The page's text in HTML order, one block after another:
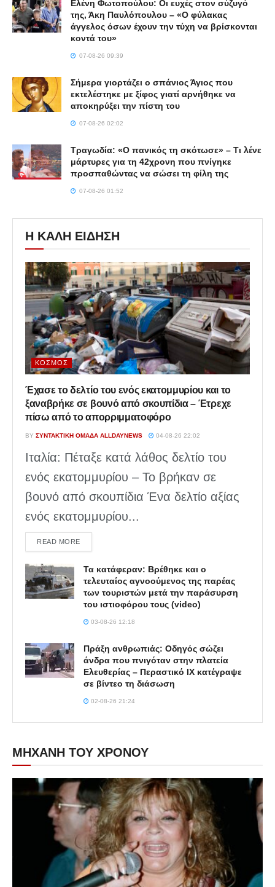
Ελένη Φωτοπούλου: Οι ευχές στον σύζυγό
της, Άκη Παυλόπουλου – «Ο φύλακας
άγγελος όσων έχουν την τύχη να βρίσκονται
κοντά του»
07-08-26 09:39
Σήμερα γιορτάζει ο σπάνιος Άγιος που
εκτελέστηκε με ξίφος γιατί αρνήθηκε να
αποκηρύξει την πίστη του
07-08-26 02:02
Τραγωδία: «Ο πανικός τη σκότωσε» – Τι λένε
μάρτυρες για τη 42χρονη που πνίγηκε
προσπαθώντας να σώσει τη φίλη της
07-08-26 01:52
Η ΚΑΛΗ ΕΙΔΗΣΗ
ΚΌΣΜΟΣ
Έχασε το δελτίο του ενός εκατομμυρίου και το
ξαναβρήκε σε βουνό από σκουπίδια – Έτρεχε
πίσω από το απορριμματοφόρο
BY ΣΥΝΤΑΚΤΙΚΉ ΟΜΆΔΑ ALLDAYNEWS 04-08-26 22:02
Ιταλία: Πέταξε κατά λάθος δελτίο του
ενός εκατομμυρίου – Το βρήκαν σε
βουνό από σκουπίδια Ένα δελτίο αξίας
ενός εκατομμυρίου...
READ MOREDETAILS
Τα κατάφεραν: Βρέθηκε και ο
τελευταίος αγνοούμενος της παρέας
των τουριστών μετά την παράσυρση
του ιστιοφόρου τους (video)
03-08-26 12:18
Πράξη ανθρωπιάς: Οδηγός σώζει
άνδρα που πνιγόταν στην πλατεία
Ελευθερίας – Περαστικό ΙΧ κατέγραψε
σε βίντεο τη διάσωση
02-08-26 21:24
ΜΗΧΑΝΗ ΤΟΥ ΧΡΟΝΟΥ